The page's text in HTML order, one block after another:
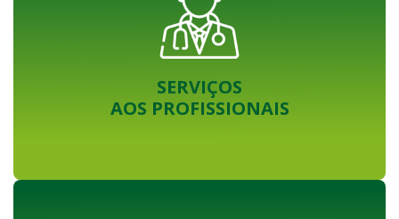
SERVIÇOS
AOS PROFISSIONAIS